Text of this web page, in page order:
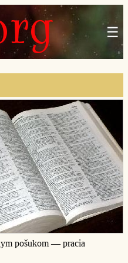
☰
pošukom — pracia